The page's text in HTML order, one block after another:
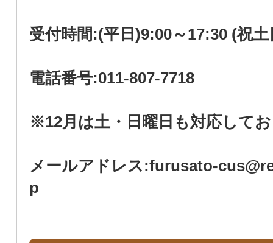
受付時間:(平日)9:00～17:30 (祝
電話番号:011-807-7718
※12月は土・日曜日も対応して
メールアドレス:furusato-
p